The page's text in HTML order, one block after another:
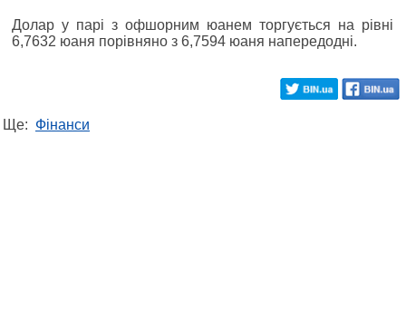
Долар у парі з офшорним юанем торгується на рівні
6,7632 юаня порівняно з 6,7594 юаня напередодні.
Ще: Фінанси